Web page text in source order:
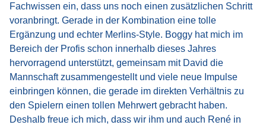
Fachwissen ein, dass uns noch einen zusätzlichen Schritt
voranbringt. Gerade in der Kombination eine tolle
Ergänzung und echter Merlins-Style. Boggy hat mich im
Bereich der Profis schon innerhalb dieses Jahres
hervorragend unterstützt, gemeinsam mit David die
Mannschaft zusammengestellt und viele neue Impulse
einbringen können, die gerade im direkten Verhältnis zu
den Spielern einen tollen Mehrwert gebracht haben.
Deshalb freue ich mich, dass wir ihm und auch René in